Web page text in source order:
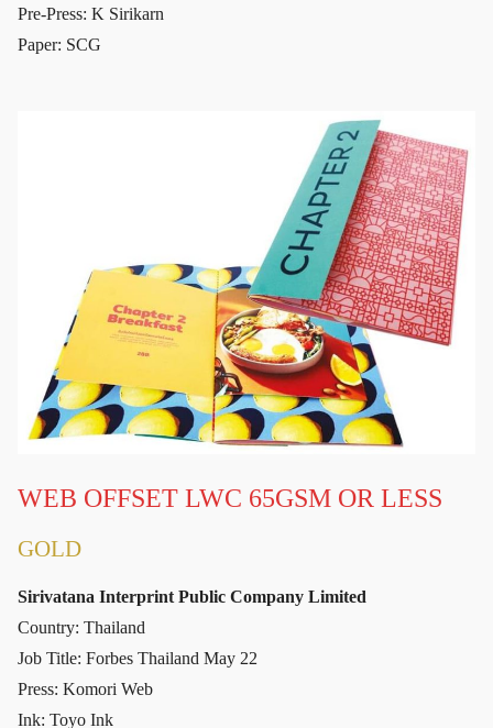
Pre-Press: K Sirikarn
Paper: SCG
WEB OFFSET LWC 65GSM OR LESS
GOLD
Sirivatana Interprint Public Company Limited
Country: Thailand
Job Title: Forbes Thailand May 22
Press: Komori Web
Ink: Toyo Ink